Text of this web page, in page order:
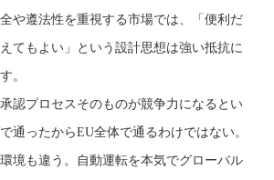
や遵法性を重視する市場では、「便利だ
てもよい」という設計思想は強い抵抗に
。
認プロセスそのものが競争力になるとい
通ったからEU全体で通るわけではない。
境も違う。自動運転を本気でグローバル